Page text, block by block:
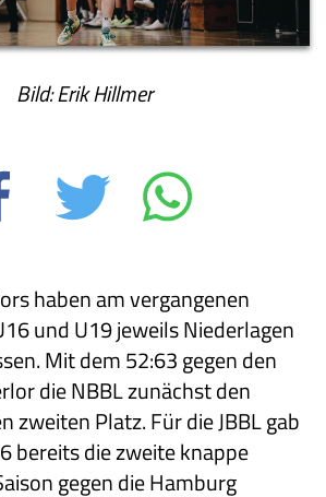
Bild: Erik Hillmer
haben am vergangenen
und U19 jeweils Niederlagen
Mit dem 52:63 gegen den
die NBBL zunächst den
zweiten Platz. Für die JBBL gab
bereits die zweite knappe
gegen die Hamburg